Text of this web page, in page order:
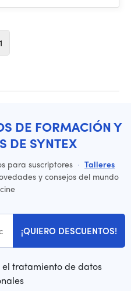
1
DE FORMACIÓN Y
DE SYNTEX
para suscriptores · Talleres
y consejos del mundo
¡QUIERO DESCUENTOS!
tratamiento de datos